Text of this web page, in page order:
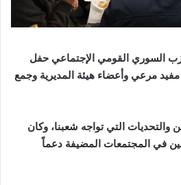
السوري القومي الإجتماعي حفل
مرعي وأعضاء هيئة المديرية وجمع
التي تواجه شعبنا، وكان
في المجتمعات المضيفة دعماً